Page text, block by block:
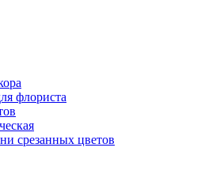
флориста
срезанных цветов